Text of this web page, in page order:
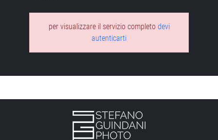
per visualizzare il servizio completo devi
autenticarti